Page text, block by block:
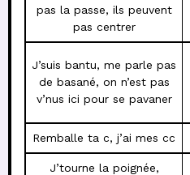
pas la passe, ils peuvent
pas centrer
J’suis bantu, me parle pas
de basané, on n’est pas
v’nus ici pour se pavaner
Remballe ta c, j’ai mes cc
J’tourne la poignée,